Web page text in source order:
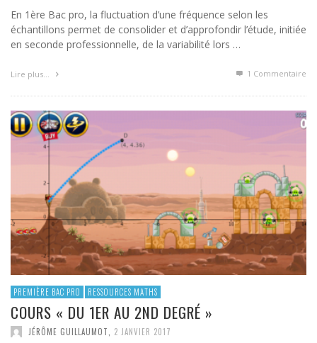
En 1ère Bac pro, la fluctuation d’une fréquence selon les
échantillons permet de consolider et d’approfondir l’étude, initiée
en seconde professionnelle, de la variabilité lors …
Lire plus… 1 Commentaire
PREMIÈRE BAC PRO RESSOURCES MATHS
COURS « DU 1ER AU 2ND DEGRÉ »
JÉRÔME GUILLAUMOT 2 JANVIER 2017